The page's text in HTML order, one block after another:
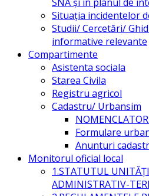
Situația incidentelor
Studii/ Cercetări/
informative relevante
Compartimente
Asistenta sociala
Starea Civila
Registru agricol
Cadastru/ Urbansim
Formulare
Anunturi
Monitorul oficial local
1.STATUTUL
ADMINISTRATIV-